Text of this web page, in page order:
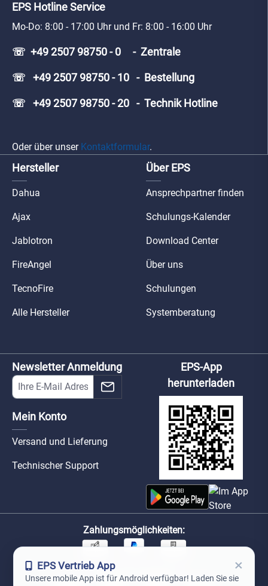
EPS Hotline Service
Mo-Do: 8:00 - 17:00 Uhr und Fr: 8:00 - 16:00 Uhr
☏ +49 2507 98750 - 0 - Zentrale
☏ +49 2507 98750 - 10 - Bestellung
☏ +49 2507 98750 - 20 - Technik Hotline
Oder über unser Kontaktformular.
Hersteller
Dahua
Ajax
Jablotron
FireAngel
TecnoFire
Alle Hersteller
Über EPS
Ansprechpartner finden
Schulungs-Kalender
Download Center
Über uns
Schulungen
Systemberatung
Newsletter Anmeldung
Mein Konto
Versand und Lieferung
Technischer Support
EPS-App
herunterladen
Zahlungsmöglichkeiten:
Unsere Versandpartner:
EPS Vertrieb App ×
Unsere mobile App ist für Android verfügbar! Laden Sie sie